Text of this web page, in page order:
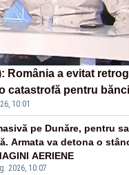
România a evitat
catastrofă pentru
10:01
2026, 10:07
pe Dunăre, pentru
Armata va detona o
AERIENE